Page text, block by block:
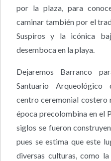
por la plaza, para
caminar también por el
Suspiros y la icónica
desemboca en la playa.
Dejaremos Barranco
Santuario Arqueológico
centro ceremonial costero
época precolombina en el
siglos se fueron
pues se estima que este
diversas culturas, como